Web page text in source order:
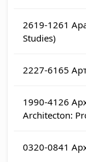
2619-1261
Studies)
2227-6165
1990-4126
Architecton:
0320-0841